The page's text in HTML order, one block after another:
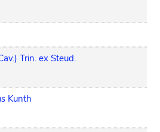
Trin. ex Steud.
Kunth